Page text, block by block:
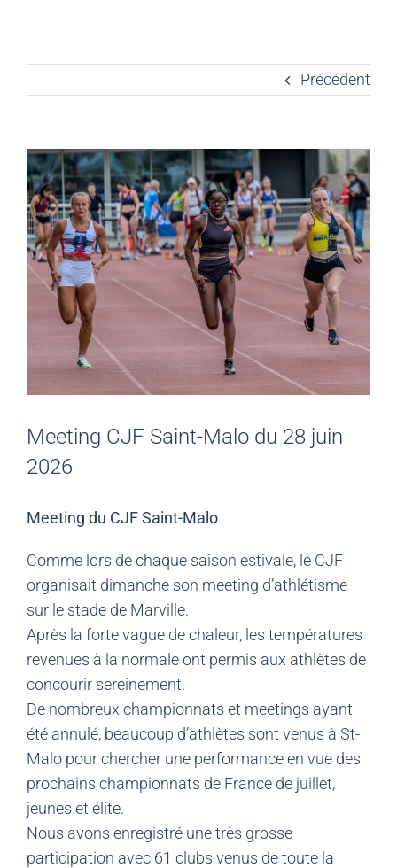
Précédent
Meeting CJF Saint-Malo du 28 juin
2026
Meeting du CJF Saint-Malo
Comme lors de chaque saison estivale, le CJF
organisait dimanche son meeting d’athlétisme
sur le stade de Marville.
Après la forte vague de chaleur, les températures
revenues à la normale ont permis aux athlètes de
concourir sereinement.
De nombreux championnats et meetings ayant
été annulé, beaucoup d’athlètes sont venus à St-
Malo pour chercher une performance en vue des
prochains championnats de France de juillet,
jeunes et élite.
Nous avons enregistré une très grosse
participation avec 61 clubs venus de toute la